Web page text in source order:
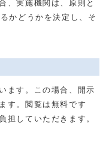
、実施機関は、原則と
かどうかを決定し、そ
ます。この場合、開示
す。閲覧は無料です
担していただきます。